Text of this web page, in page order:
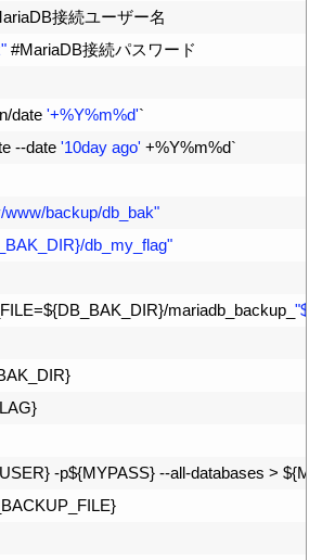
接続ユーザー名
#MariaDB接続パスワード
/date '+%Y%m%d'`
--date '10day ago' +%Y%m%d`
www/backup/db_bak"
db_my_flag"
=${DB_BAK_DIR}/mariadb_backup
}
}
} -p${MYPASS} --all-databases > ${
}